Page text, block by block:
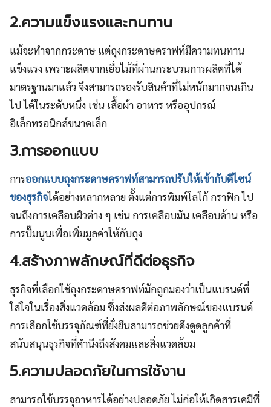
2.ความแข็งแรงและทนทาน
แม้จะทำจากกระดาษ แต่ถุงกระดาษคราฟท์มีความทนทาน
แข็งแรง เพราะผลิตจากเยื่อไม้ที่ผ่านกระบวนการผลิตที่ได้
มาตรฐานมาแล้ว จึงสามารถรองรับสินค้าที่ไม่หนักมากจนเกิน
ไป ได้ในระดับหนึ่ง เช่น เสื้อผ้า อาหาร หรืออุปกรณ์
อิเล็กทรอนิกส์ขนาดเล็ก
3.การออกแบบ
การออกแบบถุงกระดาษคราฟท์สามารถปรับให้เข้ากับดีไซน์
ของธุรกิจได้อย่างหลากหลาย ตั้งแต่การพิมพ์โลโก้ กราฟิก ไป
จนถึงการเคลือบผิวต่าง ๆ เช่น การเคลือบมัน เคลือบด้าน หรือ
การปั๊มนูนเพื่อเพิ่มมูลค่าให้กับถุง
4.สร้างภาพลักษณ์ที่ดีต่อธุรกิจ
ธุรกิจที่เลือกใช้ถุงกระดาษคราฟท์มักถูกมองว่าเป็นแบรนด์ที่
ใส่ใจในเรื่องสิ่งแวดล้อม ซึ่งส่งผลดีต่อภาพลักษณ์ของแบรนด์
การเลือกใช้บรรจุภัณฑ์ที่ยั่งยืนสามารถช่วยดึงดูดลูกค้าที่
สนับสนุนธุรกิจที่คำนึงถึงสังคมและสิ่งแวดล้อม
5.ความปลอดภัยในการใช้งาน
สามารถใช้บรรจุอาหารได้อย่างปลอดภัย ไม่ก่อให้เกิดสารเคมีที่